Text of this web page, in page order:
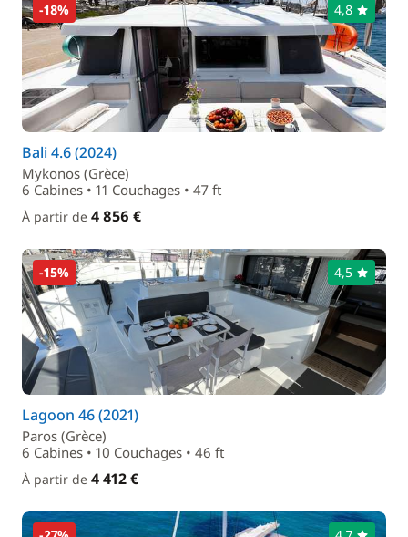
-18% 4,8
Bali 4.6 (2024)
Mykonos (Grèce)
6 Cabines • 11 Couchages • 47 ft
À partir de 4 856 €
-15% 4,5
Lagoon 46 (2021)
Paros (Grèce)
6 Cabines • 10 Couchages • 46 ft
À partir de 4 412 €